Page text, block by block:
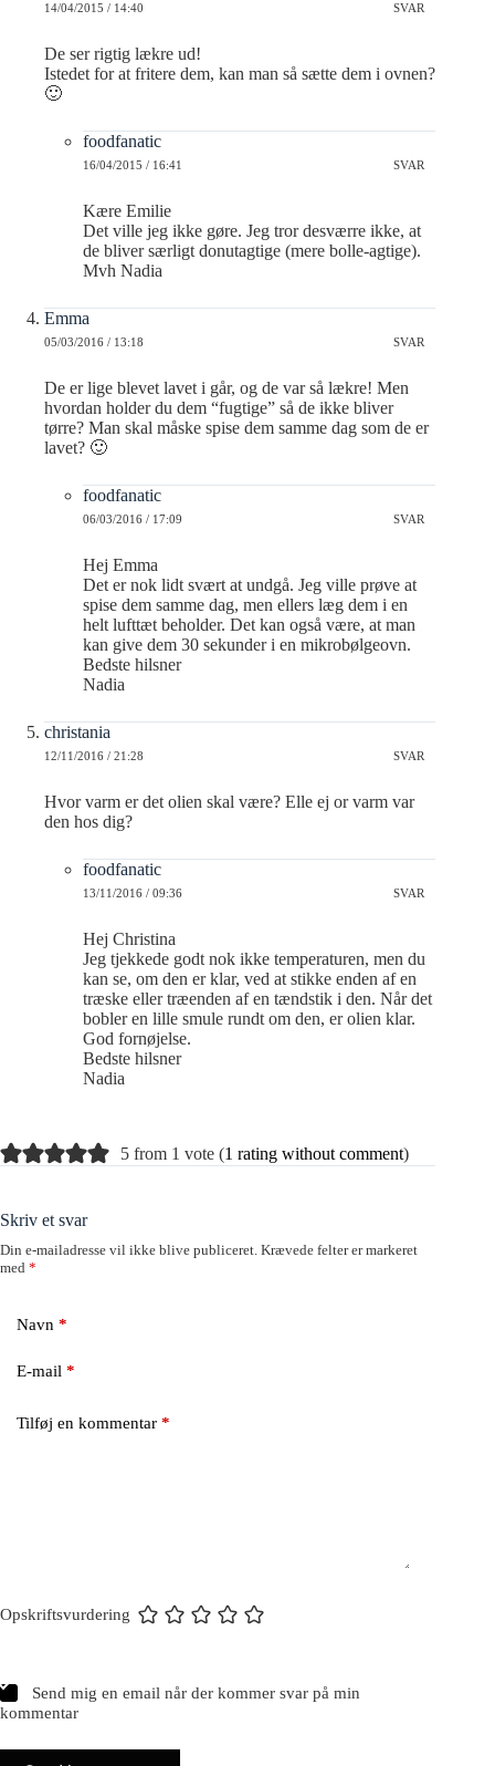
14/04/2015 / 14:40 SVAR
De ser rigtig lækre ud!
Istedet for at fritere dem, kan man så sætte dem i ovnen?
🙂
foodfanatic
16/04/2015 / 16:41 SVAR
Kære Emilie
Det ville jeg ikke gøre. Jeg tror desværre ikke, at
de bliver særligt donutagtige (mere bolle-agtige).
Mvh Nadia
Emma
05/03/2016 / 13:18 SVAR
De er lige blevet lavet i går, og de var så lækre! Men
hvordan holder du dem “fugtige” så de ikke bliver
tørre? Man skal måske spise dem samme dag som de er
lavet? 🙂
foodfanatic
06/03/2016 / 17:09 SVAR
Hej Emma
Det er nok lidt svært at undgå. Jeg ville prøve at
spise dem samme dag, men ellers læg dem i en
helt lufttæt beholder. Det kan også være, at man
kan give dem 30 sekunder i en mikrobølgeovn.
Bedste hilsner
Nadia
christania
12/11/2016 / 21:28 SVAR
Hvor varm er det olien skal være? Elle ej or varm var
den hos dig?
foodfanatic
13/11/2016 / 09:36 SVAR
Hej Christina
Jeg tjekkede godt nok ikke temperaturen, men du
kan se, om den er klar, ved at stikke enden af en
træske eller træenden af en tændstik i den. Når det
bobler en lille smule rundt om den, er olien klar.
God fornøjelse.
Bedste hilsner
Nadia
5 from 1 vote (1 rating without comment)
Skriv et svar
Din e-mailadresse vil ikke blive publiceret. Krævede felter er markeret
med *
Navn *
E-mail *
Tilføj en kommentar *
Opskriftsvurdering
Send mig en email når der kommer svar på min
kommentar